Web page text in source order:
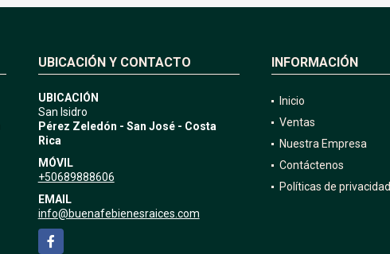
UBICACIÓN Y CONTACTO
UBICACIÓN
San Isidro
Pérez Zeledón - San José - Costa
Rica
MÓVIL
+50689888606
EMAIL
info@buenafebienesraices.com
Facebook
INFORMACIÓN
Inicio
Ventas
Nuestra Empresa
Contáctenos
Políticas de privacidad